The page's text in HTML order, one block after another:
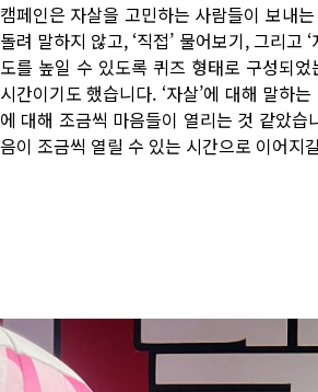
캠페인은 자살을 고민하는 사람들이 보내
돌려 말하지 않고, ‘직접’ 물어보기, 그리
도를 높일 수 있도록 퀴즈 형태로 구성되었
시간이기도 했습니다. ‘자살’에 대해 말하
에 대해 조금씩 마음들이 열리는 것 같았
음이 조금씩 열릴 수 있는 시간으로 이어지